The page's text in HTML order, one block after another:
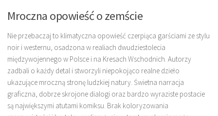
Mroczna opowieść o zemście
Nie przebaczaj to klimatyczna opowieść czerpiąca garściami ze stylu
noir i westernu, osadzona w realiach dwudziestolecia
międzywojennego w Polsce i na Kresach Wschodnich. Autorzy
zadbali o każdy detal i stworzyli niepokojąco realne dzieło
ukazujące mroczną stronę ludzkiej natury. Świetna narracja
graficzna, dobrze skrojone dialogi oraz bardzo wyraziste postacie
są największymi atutami komiksu. Brak koloryzowania